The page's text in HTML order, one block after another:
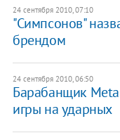
24 сентября 2010, 07:10
"Симпсонов"
брендом
24 сентября 2010, 06:50
Барабанщик
игры на ударных